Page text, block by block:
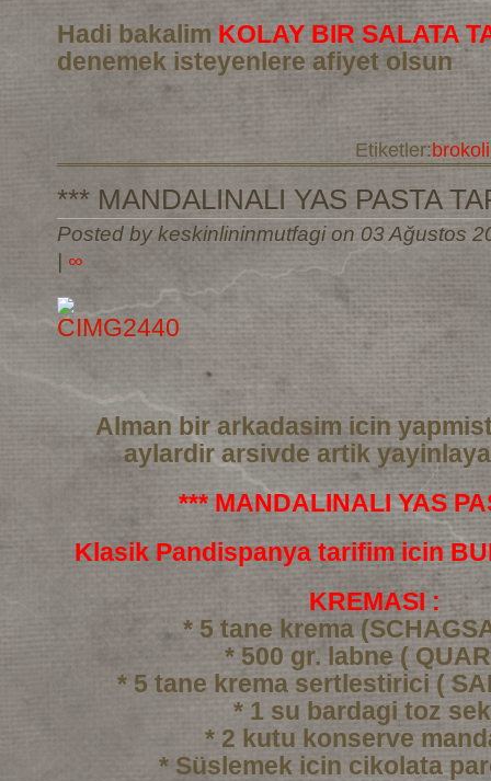
Hadi bakalim KOLAY BIR SALATA
denemek isteyenlere afiyet olsun
Etiketler:brokoli
*** MANDALINALI YAS PASTA
Posted by keskinlininmutfagi on 03 Ağustos
∞
Alman bir arkadasim icin
aylardir arsivde artik
*** MANDALINALI YAS
Klasik Pandispanya tarifim icin
KREMASI :
* 5 tane krema
* 500 gr. labne (
* 5 tane krema sertlestirici (
* 1 su bardagi toz
* 2 kutu konserve
* Süslemek icin cikolata